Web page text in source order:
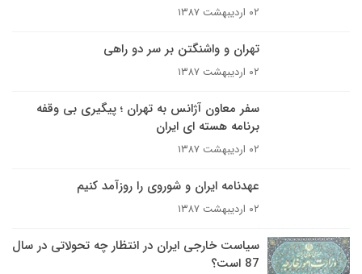
۰۲ اردیبهشت ۱۳۸۷
تهران و واشنگتن بر سر دو راهى
۰۲ اردیبهشت ۱۳۸۷
سفر معاون آژانس به تهران ؛ پيگيرى بى وقفه
برنامه هسته اى ايران
۰۲ اردیبهشت ۱۳۸۷
عهدنامه ايران و شوروى را روزآمد کنيم
۰۲ اردیبهشت ۱۳۸۷
سیاست خارجی ایران در انتظار چه تحولاتی در سال
87 است؟